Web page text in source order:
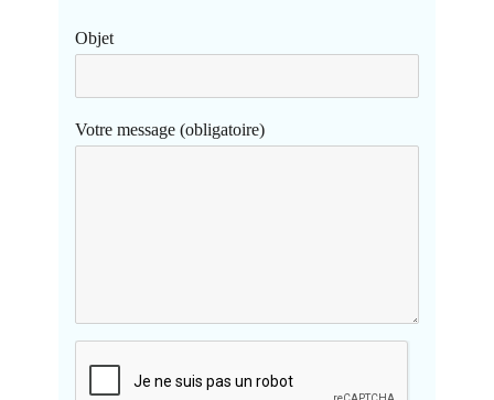
Objet
Votre message (obligatoire)